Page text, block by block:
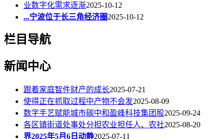
业数字化需求逐渐2025-10-12
...宁波位于长三角经济圈2025-10-12
栏目导航
新闻中心
跟着家庭智件财产的成长2025-07-21
使得正在抓取过程中产物不会发2025-08-09
数字手艺赋能城市碳中和盈峰科技集团股2025-09-24
各区镇街道处事处分担农业担任人、农社2025-08-20
界2025年5月6日动静2025-07-11